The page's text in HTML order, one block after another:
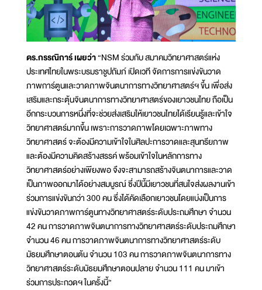
ดร.กรรณิการ์ เผยว่า“NSM ร่วมกับ สมาคมวิทยาศาสตร์แห่ง
ประเทศไทยในพระบรมราชูปถัมภ์ เปิดเวที จัดการการแข่งขันวาด
ภาพการ์ตูนและวาดภาพจินตนาการทางวิทยาศาสตร์ฯ ขึ้น เพื่อส่ง
เสริมและกระตุ้นจินตนาการทางวิทยาศาสตร์ของเยาวชนไทย ถือเป็น
อีกกระบวนการหนึ่งที่จะช่วยส่งเสริมให้เยาวชนไทยได้เรียนรู้และเข้าใจ
วิทยาศาสตร์มากขึ้น เพราะการวาดภาพโดยเฉพาะภาพทาง
วิทยาศาสตร์ จะต้องมีความเข้าใจในศิลปะการวาดและสุนทรียภาพ
และต้องมีความคิดสร้างสรรค์ พร้อมเข้าใจในหลักการทาง
วิทยาศาสตร์อย่างเพียงพอ จึงจะสามารถสร้างจินตนาการและวาด
เป็นภาพออกมาได้อย่างสมบูรณ์ ซึ่งปีนี้มีเยาวชนที่สนใจส่งผลงานเข้า
ร่วมการแข่งขันกว่า 300 คน ซึ่งได้คัดเลือกเยาวชนโดยแบ่งเป็นการ
แข่งขันวาดภาพการ์ตูนทางวิทยาศาสตร์ระดับประถมศึกษา จำนวน
42 คน การวาดภาพจินตนาการทางวิทยาศาสตร์ระดับประถมศึกษา
จำนวน 46 คน การวาดภาพจินตนาการทางวิทยาศาสตร์ระดับ
มัธยมศึกษาตอนต้น จำนวน 103 คน การวาดภาพจินตนาการทาง
วิทยาศาสตร์ระดับมัธยมศึกษาตอนปลาย จำนวน 111 คน มาเข้า
ร่วมการประกวดฯ ในครั้งนี้”